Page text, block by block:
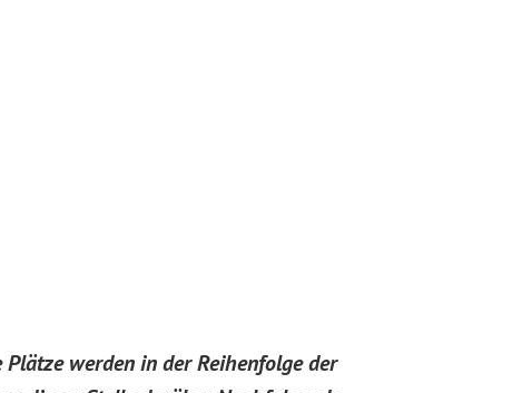
werden in der Reihenfolge der